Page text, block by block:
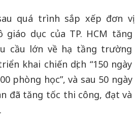
quá trình sắp xếp đơn vị
giáo dục của TP. HCM tăng
cầu lớn về hạ tầng trường
khai chiến dịch “150 ngày
phòng học”, và sau 50 ngày
đã tăng tốc thi công, đạt và